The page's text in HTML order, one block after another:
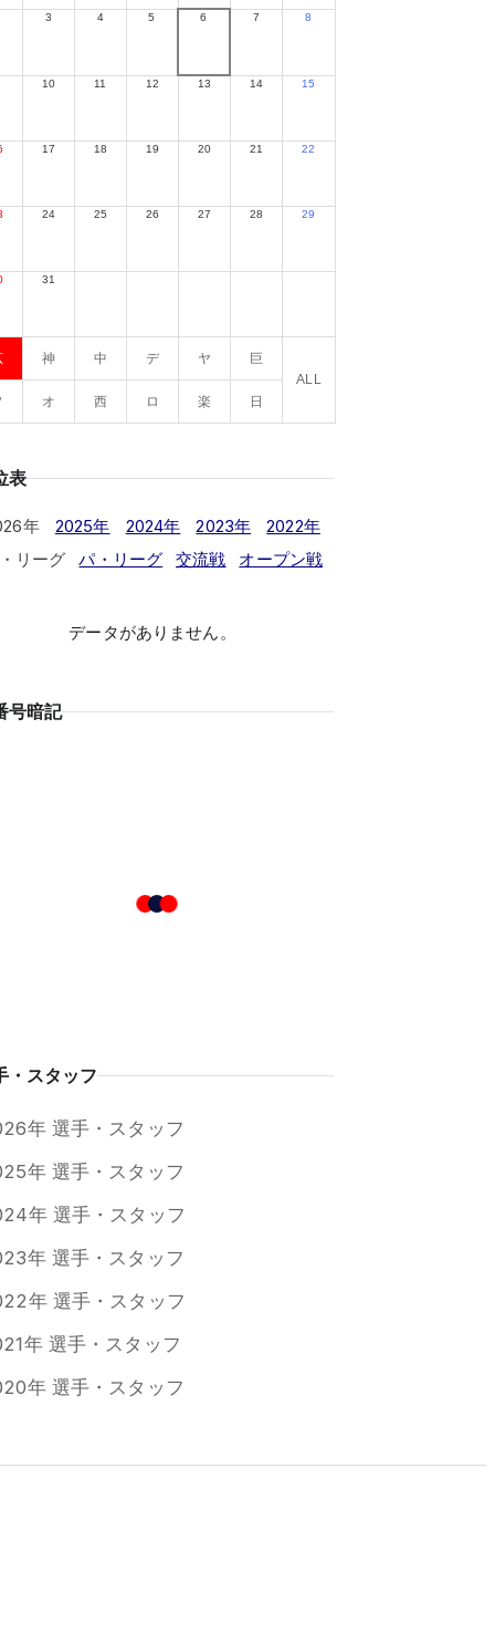
3 4 5 6 7 8
10 11 12 13 14 15
17 18 19 20 21 22
24 25 26 27 28 29
31
神 中 デ ヤ
巨
ALL
オ 西 ロ 楽 日
表
年 2025年 2024年 2023年
2022年
リーグ
パ・リーグ 交流戦 オープン戦
データがありません。
号暗記
・スタッフ
年 選手・スタッフ
年 選手・スタッフ
年 選手・スタッフ
年 選手・スタッフ
年 選手・スタッフ
年 選手・スタッフ
年 選手・スタッフ